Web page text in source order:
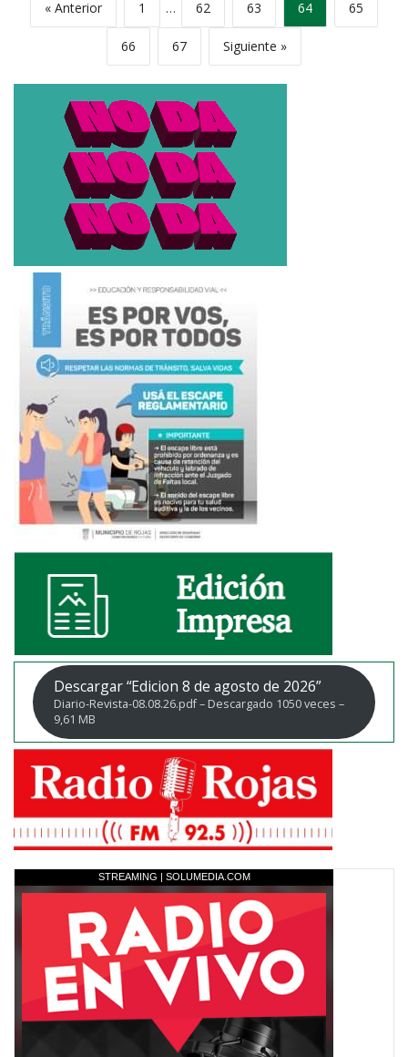
« Anterior 1 … 62 63 64 65
66 67 Siguiente »
Descargar “Edicion 8 de agosto de 2026”
Diario-Revista-08.08.26.pdf – Descargado 1050 veces –
9,61 MB